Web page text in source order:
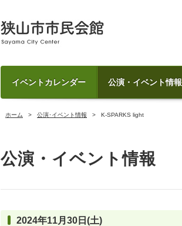
イベントカレンダー 公演・イベント情報
ホーム 公演･イベント情報 K-SPARKS light
公演・イベント情報
2024年11月30日(土)